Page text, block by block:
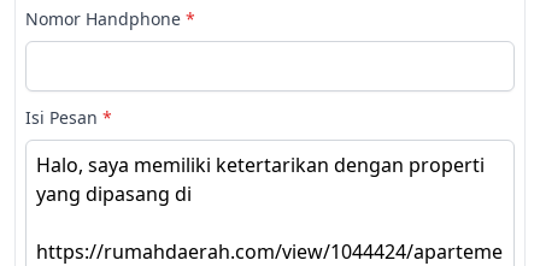
Nomor Handphone *
Isi Pesan *